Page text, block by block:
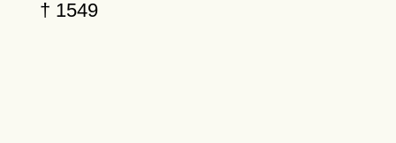
† 1549